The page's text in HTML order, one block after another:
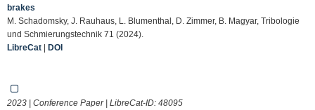
brakes
M. Schadomsky, J. Rauhaus, L. Blumenthal, D. Zimmer, B. Magyar, Tribologie
und Schmierungstechnik 71 (2024).
LibreCat | DOI
2023 | Conference Paper | LibreCat-ID: 48095